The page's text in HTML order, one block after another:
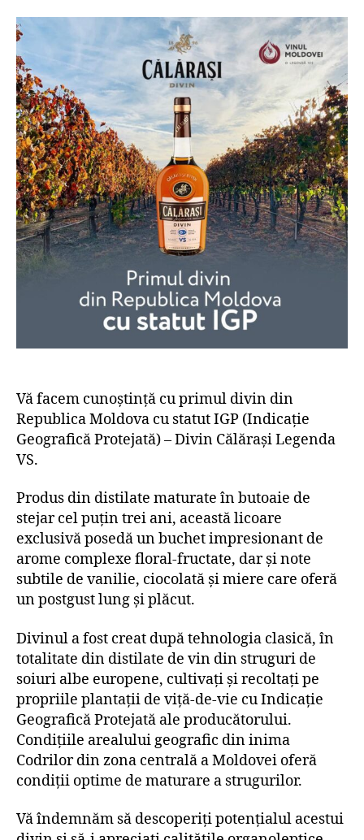
Vă facem cunoștință cu primul divin din
Republica Moldova cu statut IGP (Indicație
Geografică Protejată) – Divin Călărași Legenda
VS.
Produs din distilate maturate în butoaie de
stejar cel puțin trei ani, această licoare
exclusivă posedă un buchet impresionant de
arome complexe floral-fructate, dar și note
subtile de vanilie, ciocolată și miere care oferă
un postgust lung și plăcut.
Divinul a fost creat după tehnologia clasică, în
totalitate din distilate de vin din struguri de
soiuri albe europene, cultivați și recoltați pe
propriile plantații de viță-de-vie cu Indicație
Geografică Protejată ale producătorului.
Condițiile arealului geografic din inima
Codrilor din zona centrală a Moldovei oferă
condiții optime de maturare a strugurilor.
Vă îndemnăm să descoperiți potențialul acestui